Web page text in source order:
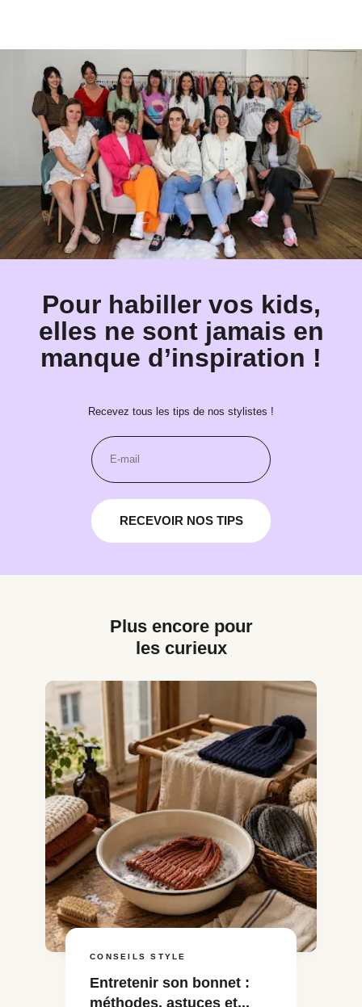
Pour habiller vos kids,
elles ne sont jamais en
manque d’inspiration !
Recevez tous les tips de nos stylistes !
RECEVOIR NOS TIPS
Plus encore pour
les curieux
CONSEILS STYLE
Entretenir son bonnet :
méthodes, astuces et...